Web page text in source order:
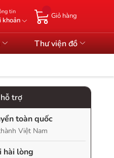
tin
khoản
Giỏ hàng
Thư viện đồ
trợ
toàn quốc
Việt Nam
hài lòng